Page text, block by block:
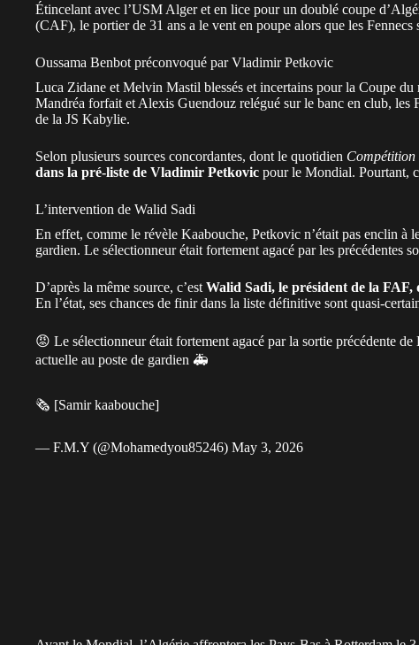
Étincelant avec l’USM Alger et en lice pour un doublé coupe
(CAF), le portier de 31 ans a le vent en poupe alors que les Fennecs
Oussama Benbot préconvoqué par Vladimir Petkovic
Luca Zidane et Melvin Mastil blessés et incertains pour la Coupe
Mandréa forfait et Alexis Guendouz relégué sur le banc en club, les
de la JS Kabylie.
Selon plusieurs sources concordantes, dont le quotidien Compétition
dans la pré-liste de Vladimir Petkovic pour le Mondial. Pourtant,
L’intervention de Walid Sadi
En effet, comme le révèle Kaabouche, Petkovic n’était pas enclin à
gardien. Le sélectionneur était fortement agacé par les précédentes
D’après la même source, c’est Walid Sadi, le président de la
En l’état, ses chances de finir dans la liste définitive sont quasi-
😡 Le sélectionneur était fortement agacé par la sortie précédente de
actuelle au poste de gardien 🚑
🗞️ [Samir kaabouche]
— F.M.Y (@Mohamedyou85246) May 3, 2026